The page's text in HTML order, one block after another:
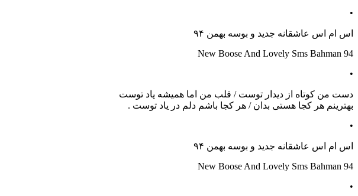
•
اس ام اس عاشقانه جدید و بوسه بهمن ۹۴
New Boose And Lovely Sms Bahman 94
•
دست من کوتاه از دیدار توست / قلب من اما همیشه یاد توست
بهترینم هر کجا هستی بدان / هر کجا باشم دلم در یاد توست .
•
اس ام اس عاشقانه جدید و بوسه بهمن ۹۴
New Boose And Lovely Sms Bahman 94
•